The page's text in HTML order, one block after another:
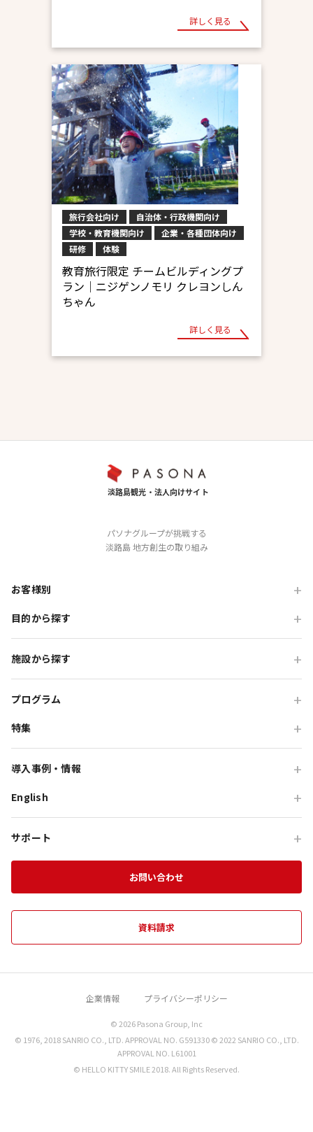
詳しく見る
旅行会社向け
自治体・行政機関向け
学校・教育機関向け
企業・各種団体向け
研修
体験
教育旅行限定 チームビルディングプ
ラン│ニジゲンノモリ クレヨンしん
ちゃん
詳しく見る
パソナグループが挑戦する
淡路島 地方創生の取り組み
お客様別
旅行会社の方
自治体・行政の方
目的から探す
研修・チームビルディング
インセンティブ・ご招待
高付加価値観光
貸切・イベント会場利用
教育旅行
施設から探す
オーシャンテラス
青海波
HELLO KITTY SMILE
HELLO KITTY SHOW BOX
農家レストラン 陽・燦燦
禅坊 靖寧
望楼 青海波
クラフトサーカス
miele the garden
プログラム
団体体験プログラム
団体貸切プログラム
団体食事プログラム
団体教育プログラム
特集
チームビルディング特集
インセンティブ旅行特集
エンターテインメント特集
導入事例・情報
旅行会社向け事例
English
サポート
淡路島の魅力
団体プログラムカタログ
お問い合わせ
資料請求
企業情報 プライバシーポリシー
© 2026 Pasona Group, Inc
© 1976, 2018 SANRIO CO., LTD. APPROVAL NO. G591330 © 2022 SANRIO CO., LTD.
APPROVAL NO. L61001
© HELLO KITTY SMILE 2018. All Rights Reserved.